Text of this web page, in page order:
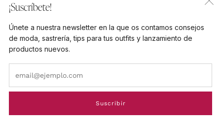
¡Suscríbete!
Únete a nuestra newsletter en la que os contamos consejos
de moda, sastrería, tips para tus outfits y lanzamiento de
productos nuevos.
Suscribir
Ready to Wear